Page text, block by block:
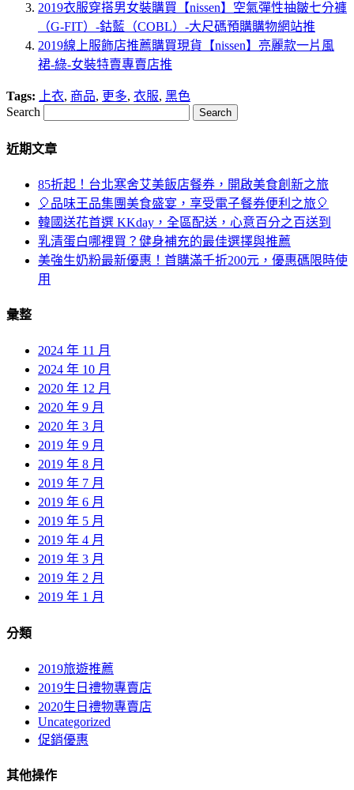
2019衣服穿搭男女裝購買【nissen】空氣彈性抽皺七分褲
（G-FIT）-鈷藍（COBL）-大尺碼預購購物網站推
2019線上服飾店推薦購買現貨【nissen】亮麗款一片風
裙-綠-女裝特賣專賣店推
Tags: 上衣, 商品, 更多, 衣服, 黑色
Search
近期文章
85折起！台北寒舍艾美飯店餐券，開啟美食創新之旅
🎈品味王品集團美食盛宴，享受電子餐券便利之旅🎈
韓國送花首選 KKday，全區配送，心意百分之百送到
乳清蛋白哪裡買？健身補充的最佳選擇與推薦
美強生奶粉最新優惠！首購滿千折200元，優惠碼限時使
用
彙整
2024 年 11 月
2024 年 10 月
2020 年 12 月
2020 年 9 月
2020 年 3 月
2019 年 9 月
2019 年 8 月
2019 年 7 月
2019 年 6 月
2019 年 5 月
2019 年 4 月
2019 年 3 月
2019 年 2 月
2019 年 1 月
分類
2019旅遊推薦
2019生日禮物專賣店
2020生日禮物專賣店
Uncategorized
促銷優惠
其他操作